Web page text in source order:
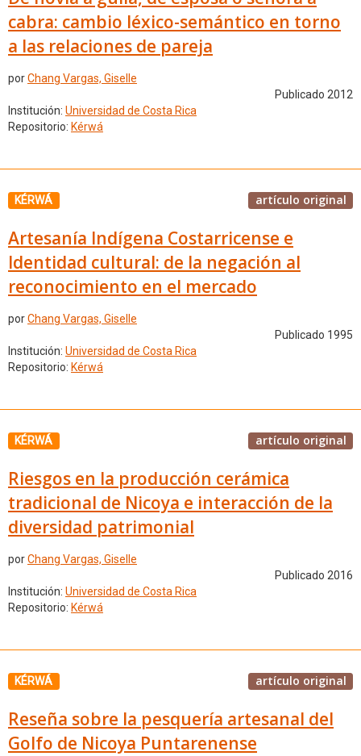
cabra: cambio léxico-semántico en torno
a las relaciones de pareja
porChang Vargas, Giselle
Publicado 2012
Institución: Universidad de Costa Rica
Repositorio: Kérwá
KÉRWÁ artículo original
Artesanía Indígena Costarricense e
Identidad cultural: de la negación al
reconocimiento en el mercado
porChang Vargas, Giselle
Publicado 1995
Institución: Universidad de Costa Rica
Repositorio: Kérwá
KÉRWÁ artículo original
Riesgos en la producción cerámica
tradicional de Nicoya e interacción de la
diversidad patrimonial
porChang Vargas, Giselle
Publicado 2016
Institución: Universidad de Costa Rica
Repositorio: Kérwá
KÉRWÁ artículo original
Reseña sobre la pesquería artesanal del
Golfo de Nicoya Puntarenense